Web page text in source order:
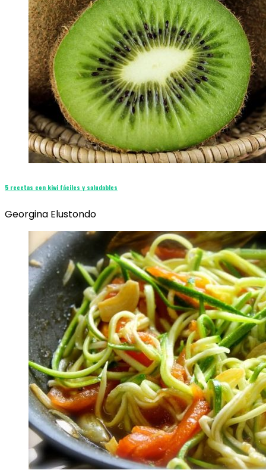
5 recetas con kiwi fáciles y saludables
Georgina Elustondo